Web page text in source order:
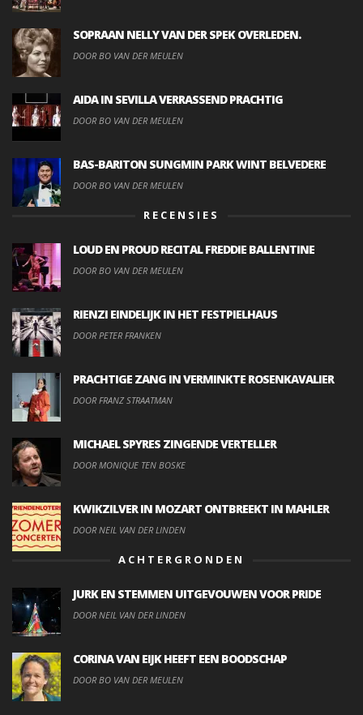
SOPRAAN NELLY VAN DER SPEK OVERLEDEN.
DOOR BO VAN DER MEULEN
AIDA IN SEVILLA VERRASSEND PRACHTIG
DOOR BO VAN DER MEULEN
BAS-BARITON SUNGMIN PARK WINT BELVEDERE
DOOR BO VAN DER MEULEN
RECENSIES
LOUD EN PROUD RECITAL FREDDIE BALLENTINE
DOOR BO VAN DER MEULEN
RIENZI EINDELIJK IN HET FESTPIELHAUS
DOOR PETER FRANKEN
PRACHTIGE ZANG IN VERMINKTE ROSENKAVALIER
DOOR FRANZ STRAATMAN
MICHAEL SPYRES ZINGENDE VERTELLER
DOOR MONIQUE TEN BOSKE
KWIKZILVER IN MOZART ONTBREEKT IN MAHLER
DOOR NEIL VAN DER LINDEN
ACHTERGRONDEN
JURK EN STEMMEN UITGEVOUWEN VOOR PRIDE
DOOR NEIL VAN DER LINDEN
CORINA VAN EIJK HEEFT EEN BOODSCHAP
DOOR BO VAN DER MEULEN